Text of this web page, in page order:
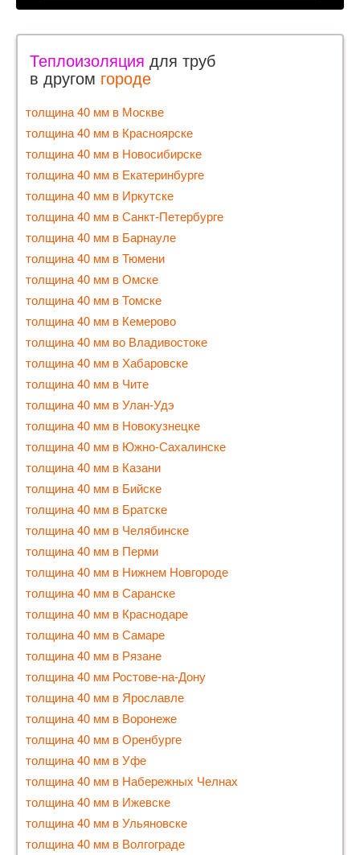
Теплоизоляция для труб
в другом городе
толщина 40 мм в Москве
толщина 40 мм в Красноярске
толщина 40 мм в Новосибирске
толщина 40 мм в Екатеринбурге
толщина 40 мм в Иркутске
толщина 40 мм в Санкт-Петербурге
толщина 40 мм в Барнауле
толщина 40 мм в Тюмени
толщина 40 мм в Омске
толщина 40 мм в Томске
толщина 40 мм в Кемерово
толщина 40 мм во Владивостоке
толщина 40 мм в Хабаровске
толщина 40 мм в Чите
толщина 40 мм в Улан-Удэ
толщина 40 мм в Новокузнецке
толщина 40 мм в Южно-Сахалинске
толщина 40 мм в Казани
толщина 40 мм в Бийске
толщина 40 мм в Братске
толщина 40 мм в Челябинске
толщина 40 мм в Перми
толщина 40 мм в Нижнем Новгороде
толщина 40 мм в Саранске
толщина 40 мм в Краснодаре
толщина 40 мм в Самаре
толщина 40 мм в Рязане
толщина 40 мм Ростове-на-Дону
толщина 40 мм в Ярославле
толщина 40 мм в Воронеже
толщина 40 мм в Оренбурге
толщина 40 мм в Уфе
толщина 40 мм в Набережных Челнах
толщина 40 мм в Ижевске
толщина 40 мм в Ульяновске
толщина 40 мм в Волгограде